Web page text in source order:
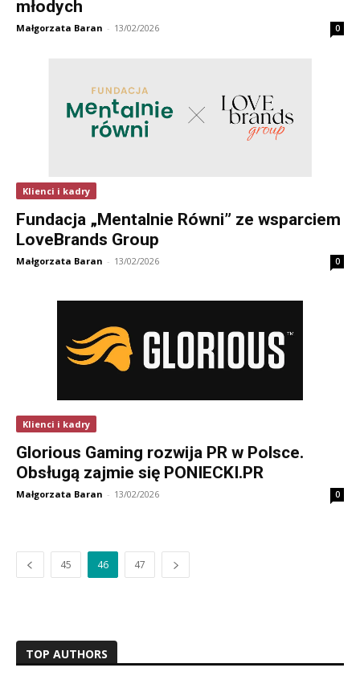
młodych
Małgorzata Baran - 13/02/2026 0
Klienci i kadry
Fundacja „Mentalnie Równi” ze wsparciem
LoveBrands Group
Małgorzata Baran - 13/02/2026 0
Klienci i kadry
Glorious Gaming rozwija PR w Polsce.
Obsługą zajmie się PONIECKI.PR
Małgorzata Baran - 13/02/2026 0
45 46 47
TOP AUTHORS